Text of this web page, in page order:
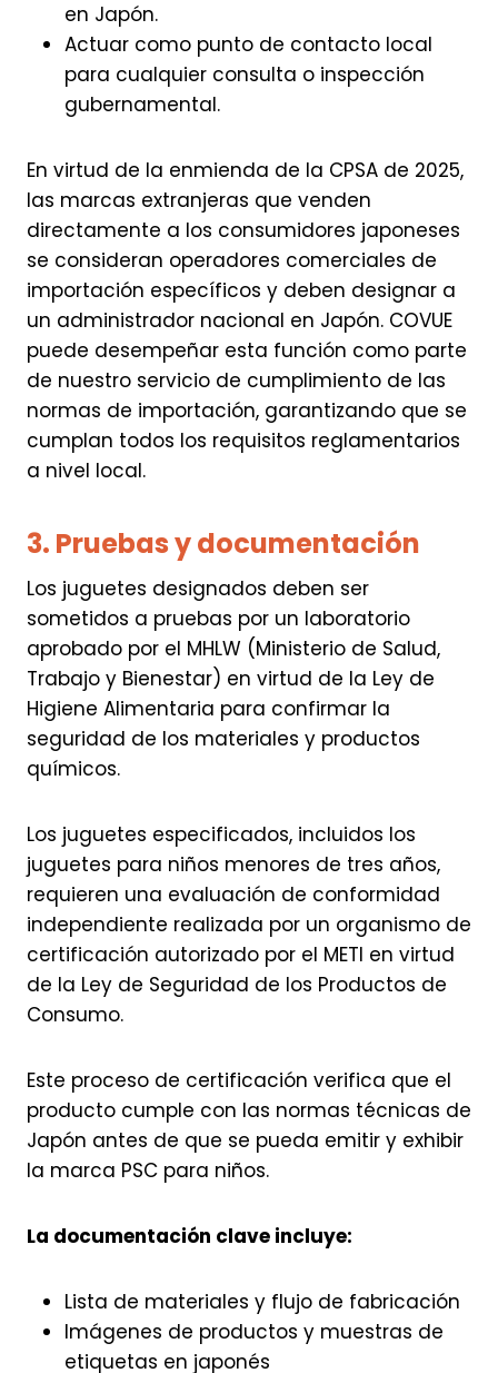
en Japón.
Actuar como punto de contacto local
para cualquier consulta o inspección
gubernamental.
En virtud de la enmienda de la CPSA de 2025,
las marcas extranjeras que venden
directamente a los consumidores japoneses
se consideran operadores comerciales de
importación específicos y deben designar a
un administrador nacional en Japón. COVUE
puede desempeñar esta función como parte
de nuestro servicio de cumplimiento de las
normas de importación, garantizando que se
cumplan todos los requisitos reglamentarios
a nivel local.
3. Pruebas y documentación
Los juguetes designados deben ser
sometidos a pruebas por un laboratorio
aprobado por el MHLW (Ministerio de Salud,
Trabajo y Bienestar) en virtud de la Ley de
Higiene Alimentaria para confirmar la
seguridad de los materiales y productos
químicos.
Los juguetes especificados, incluidos los
juguetes para niños menores de tres años,
requieren una evaluación de conformidad
independiente realizada por un organismo de
certificación autorizado por el METI en virtud
de la Ley de Seguridad de los Productos de
Consumo.
Este proceso de certificación verifica que el
producto cumple con las normas técnicas de
Japón antes de que se pueda emitir y exhibir
la marca PSC para niños.
La documentación clave incluye:
Lista de materiales y flujo de fabricación
Imágenes de productos y muestras de
etiquetas en japonés